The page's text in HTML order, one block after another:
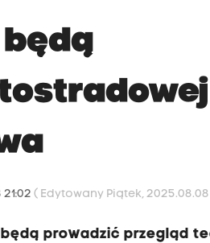
21:02( Edytowany Piątek, 2025.08.08
prowadzić przegląd